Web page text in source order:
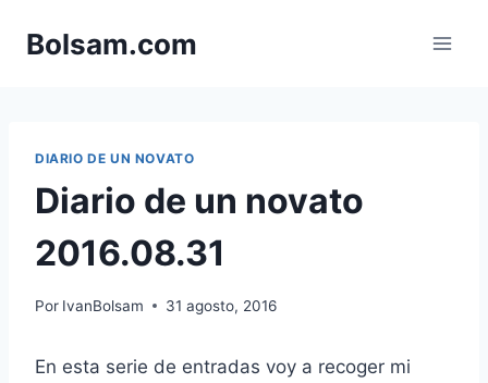
Bolsam.com
DIARIO DE UN NOVATO
Diario de un novato
2016.08.31
Por IvanBolsam 31 agosto, 2016
En esta serie de entradas voy a recoger mi